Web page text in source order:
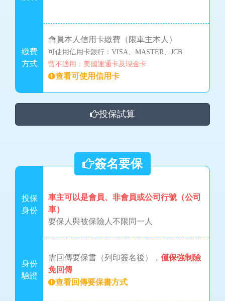
繳費
方式
會員本人信用卡繳費（限車主本人）
可使用信用卡銀行：VISA、MASTER、JCB
暫不適用：美國運通卡及現金卡
查看可使用信用卡
投保試算
簽名要保
投保
身份
車主可以是會員、非會員或公司行號（公司
車）
要保人與被保險人不限同一人
身份
驗證
需回傳要保書（列印簽名後）， 僅保強制險
免回傳
查看回傳要保書方式